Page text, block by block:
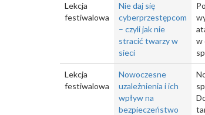
Lekcja
festiwalowa
Nie daj się
cyberprzestępcom
– czyli jak nie
stracić twarzy w
sieci
w
Lekcja
festiwalowa
Nowoczesne
uzależnienia i ich
wpływ na
bezpieczeństwo